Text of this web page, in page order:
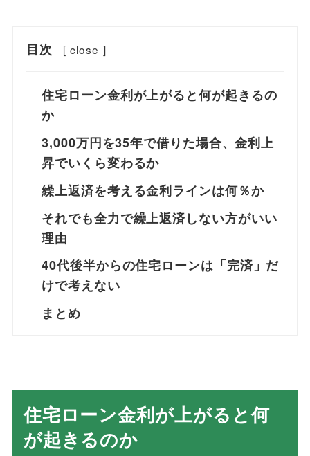
目次 [ close ]
住宅ローン金利が上がると何が起きるの
か
3,000万円を35年で借りた場合、金利上
昇でいくら変わるか
繰上返済を考える金利ラインは何％か
それでも全力で繰上返済しない方がいい
理由
40代後半からの住宅ローンは「完済」だ
けで考えない
まとめ
住宅ローン金利が上がると何
が起きるのか